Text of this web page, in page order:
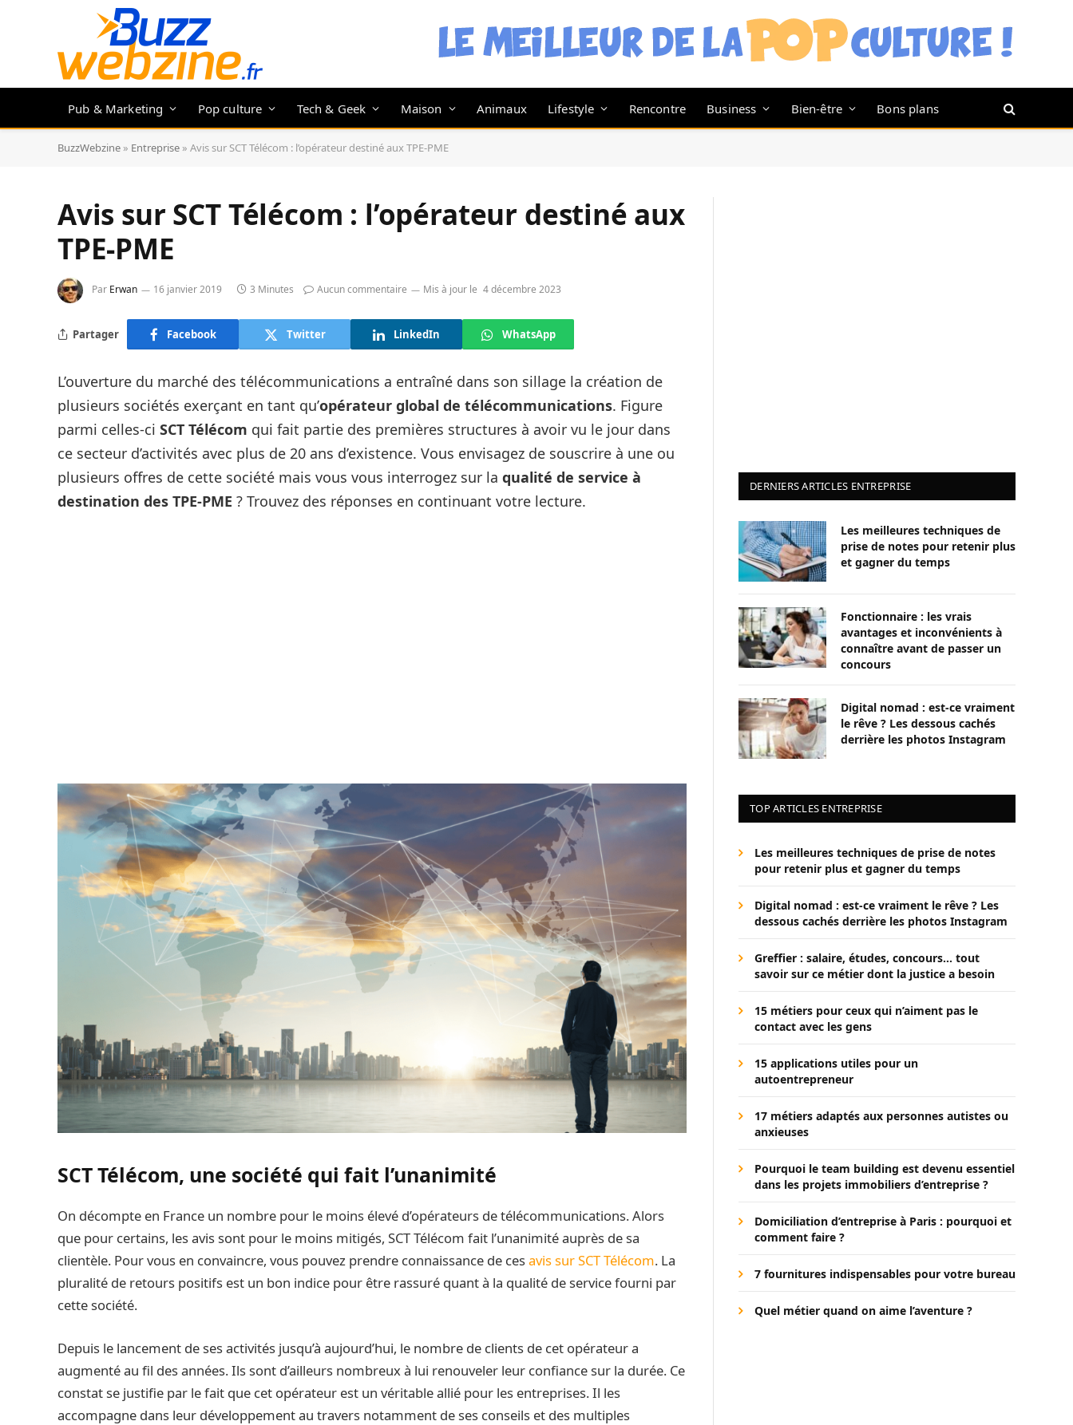
Pub & Marketing Pop culture Tech & Geek Maison Animaux Lifestyle Rencontre Business Bien-être Bons plans
BuzzWebzine » Entreprise » Avis sur SCT Télécom : l’opérateur destiné aux TPE-PME
Avis sur SCT Télécom : l’opérateur destiné aux
TPE-PME
Par Erwan 16 janvier 2019 3 Minutes Aucun commentaire Mis à jour le 4 décembre 2023
Partager Facebook Twitter LinkedIn WhatsApp
L’ouverture du marché des télécommunications a entraîné dans son sillage la création de
plusieurs sociétés exerçant en tant qu’opérateur global de télécommunications. Figure
parmi celles-ci SCT Télécom qui fait partie des premières structures à avoir vu le jour dans
ce secteur d’activités avec plus de 20 ans d’existence. Vous envisagez de souscrire à une ou
plusieurs offres de cette société mais vous vous interrogez sur la qualité de service à
destination des TPE-PME ? Trouvez des réponses en continuant votre lecture.
SCT Télécom, une société qui fait l’unanimité
On décompte en France un nombre pour le moins élevé d’opérateurs de télécommunications. Alors
que pour certains, les avis sont pour le moins mitigés, SCT Télécom fait l’unanimité auprès de sa
clientèle. Pour vous en convaincre, vous pouvez prendre connaissance de cesavis sur SCT Télécom. La
pluralité de retours positifs est un bon indice pour être rassuré quant à la qualité de service fourni par
cette société.
Depuis le lancement de ses activités jusqu’à aujourd’hui, le nombre de clients de cet opérateur a
augmenté au fil des années. Ils sont d’ailleurs nombreux à lui renouveler leur confiance sur la durée. Ce
constat se justifie par le fait que cet opérateur est un véritable allié pour les entreprises. Il les
accompagne dans leur développement au travers notamment de ses conseils et des multiples
DERNIERS ARTICLES ENTREPRISE
Les meilleures techniques de
prise de notes pour retenir plus
et gagner du temps
Fonctionnaire : les vrais
avantages et inconvénients à
connaître avant de passer un
concours
Digital nomad : est-ce vraiment
le rêve ? Les dessous cachés
derrière les photos Instagram
TOP ARTICLES ENTREPRISE
Les meilleures techniques de prise de notes
pour retenir plus et gagner du temps
Digital nomad : est-ce vraiment le rêve ? Les
dessous cachés derrière les photos Instagram
Greffier : salaire, études, concours… tout
savoir sur ce métier dont la justice a besoin
15 métiers pour ceux qui n’aiment pas le
contact avec les gens
15 applications utiles pour un
autoentrepreneur
17 métiers adaptés aux personnes autistes ou
anxieuses
Pourquoi le team building est devenu essentiel
dans les projets immobiliers d’entreprise ?
Domiciliation d’entreprise à Paris : pourquoi et
comment faire ?
7 fournitures indispensables pour votre bureau
Quel métier quand on aime l’aventure ?